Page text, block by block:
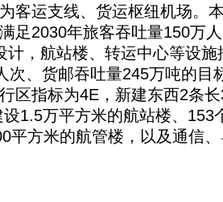
客运支线、货运枢纽机场。
足2030年旅客吞吐量150万
计，航站楼、转运中心等设
次、货邮吞吐量245万吨的目
区指标为4E，新建东西2条
1.5万平方米的航站楼、153
平方米的航管楼，以及通信